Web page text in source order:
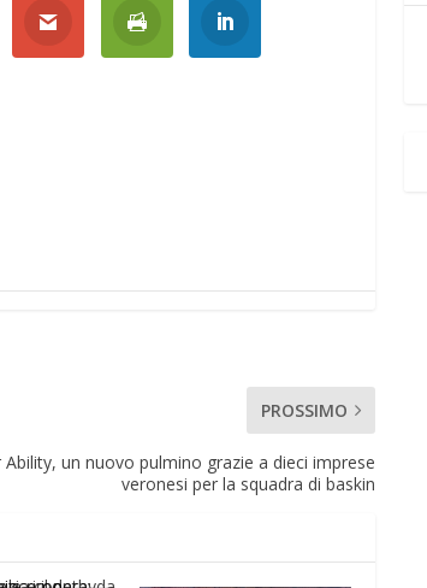
PROSSIMO
Ability, un nuovo pulmino grazie a dieci imprese
veronesi per la squadra di baskin